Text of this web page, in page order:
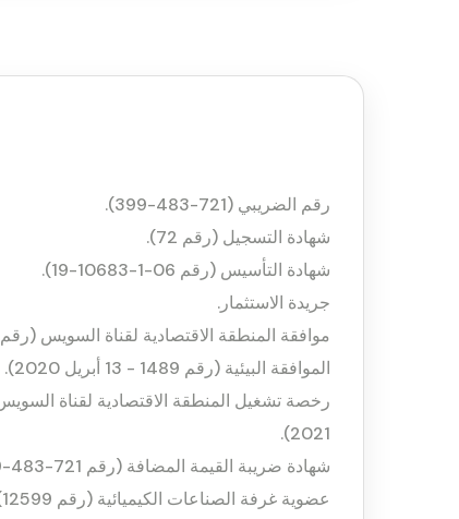
رقم الضريبي (721-483-399).
شهادة التسجيل (رقم 72).
شهادة التأسيس (رقم 06-1-10683-19).
جريدة الاستثمار.
موافقة المنطقة الاقتصادية لقناة السويس (رقم 1946 - 21 مايو 2020).
الموافقة البيئية (رقم 1489 - 13 أبريل 2020).
2021).
شهادة ضريبة القيمة المضافة (رقم 721-483-399).
عضوية غرفة الصناعات الكيميائية (رقم 12599).